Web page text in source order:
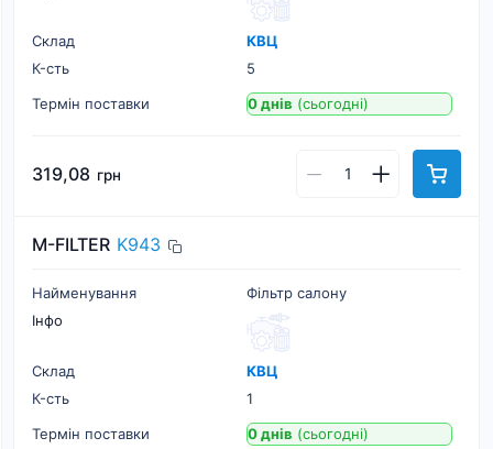
Склад
КВЦ
К-cть
5
Термін поставки
0 днів (сьогодні)
319,08 грн
M-FILTER K943
Найменування
Фільтр салону
Інфо
Склад
КВЦ
К-cть
1
Термін поставки
0 днів (сьогодні)